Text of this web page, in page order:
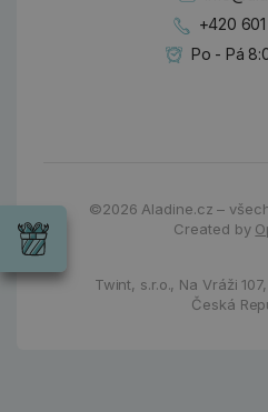
+420
Po - Pá
©2026 Aladine.cz –
Created by
Twint, s.r.o., Na Vráži 107,
Česká
Wrendale
příležitost
Chci si vybrat